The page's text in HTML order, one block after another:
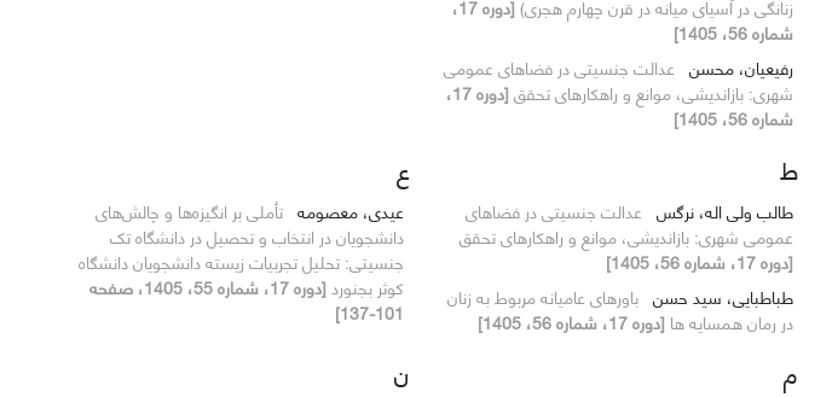
زنانگی در آسیای میانه در قرن چهارم هجری)
[دوره 17،
شماره 56، 1405]
رفیعیان، محسن عدالت جنسیتی در فضاهای عمومی
شهری: بازاندیشی، موانع و راهکارهای تحقق
[دوره 17،
شماره 56، 1405]
ط
طالب ولی اله، نرگس عدالت جنسیتی در فضاهای
عمومی شهری: بازاندیشی، موانع و راهکارهای تحقق
[دوره 17، شماره 56، 1405]
طباطبایی، سید حسن باورهای عامیانه مربوط به زنان
در رمان همسایه ها [دوره 17، شماره 56، 1405]
ع
عیدی، معصومه تأملی بر انگیزه‌ها و چالش‌های
دانشجویان در انتخاب و تحصیل در دانشگاه تک
جنسیتی: تحلیل تجربیات زیسته دانشجویان دانشگاه
کوثر بجنورد
[دوره 17، شماره 55، 1405، صفحه
101-137]
م ن